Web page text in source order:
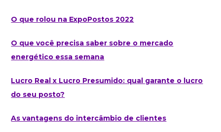
O que rolou na ExpoPostos 2022
O que você precisa saber sobre o mercado
energético essa semana
Lucro Real x Lucro Presumido: qual garante o lucro
do seu posto?
As vantagens do intercâmbio de clientes